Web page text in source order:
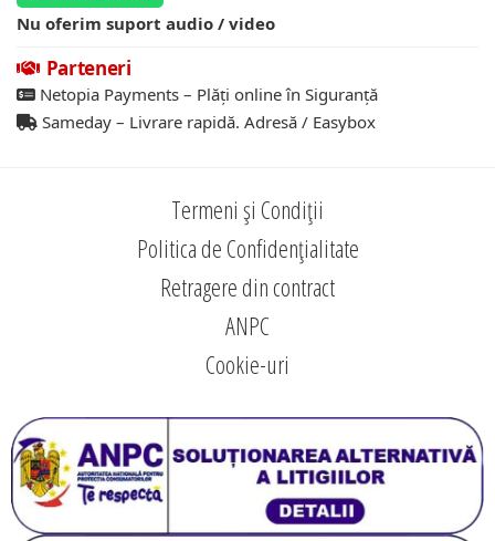
Nu oferim suport audio / video
Parteneri
Netopia Payments – Plăți online în Siguranță
Sameday – Livrare rapidă. Adresă / Easybox
Termeni și Condiții
Politica de Confidențialitate
Retragere din contract
ANPC
Cookie-uri